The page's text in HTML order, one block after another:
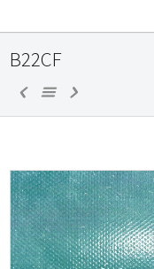
B22CF